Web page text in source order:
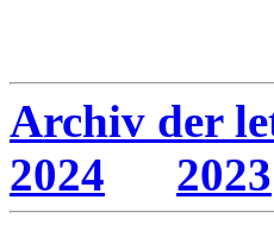
Archiv der
2024
2023